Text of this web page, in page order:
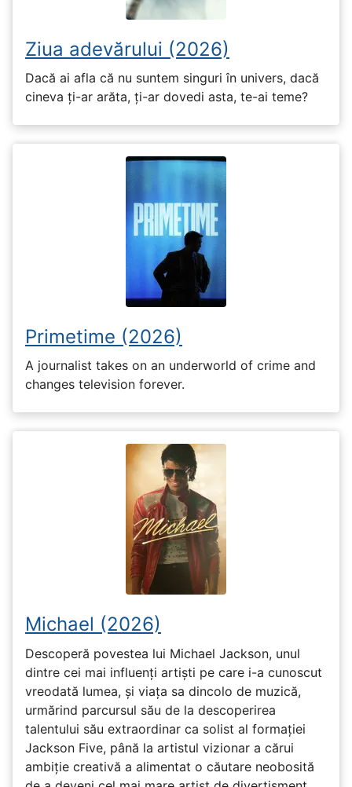
Ziua adevărului (2026)
Dacă ai afla că nu suntem singuri în univers, dacă
cineva ți-ar arăta, ți-ar dovedi asta, te-ai teme?
Primetime (2026)
A journalist takes on an underworld of crime and
changes television forever.
Michael (2026)
Descoperă povestea lui Michael Jackson, unul
dintre cei mai influenți artiști pe care i-a cunoscut
vreodată lumea, și viața sa dincolo de muzică,
urmărind parcursul său de la descoperirea
talentului său extraordinar ca solist al formației
Jackson Five, până la artistul vizionar a cărui
ambiție creativă a alimentat o căutare neobosită